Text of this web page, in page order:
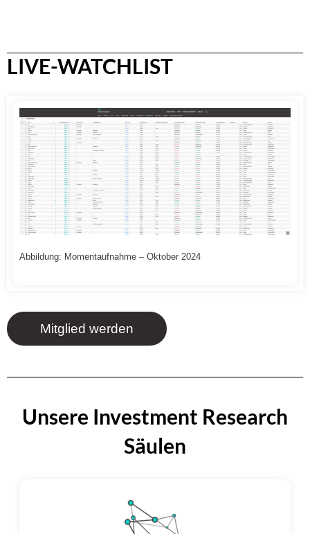
LIVE-WATCHLIST
Abbildung: Momentaufnahme – Oktober 2024
Mitglied werden
Unsere Investment Research
Säulen